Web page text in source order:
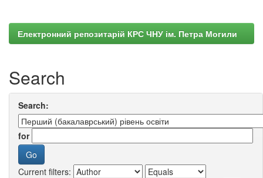
Електронний репозитарій КРС ЧНУ ім. Петра Могили
Search
Search:
for
Current filters: